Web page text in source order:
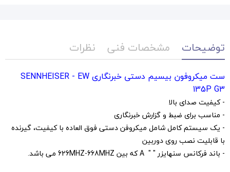
توضیحات مشخصات فنی نظرات
ست میکروفون بیسیم دستی خبرنگاری SENNHEISER - EW
135P G3
- کیفیت صدای بالا
- مناسب برای ضبط و گزارش خبرنگاری
- یک سیستم کامل شامل میکروفن دستی فوق العاده با کیفیت، گیرنده
با قابلیت نصب روی دوربین
- باند فرکانس سنهایزر " " A که بین 626MHZ-668MHZ می باشد.